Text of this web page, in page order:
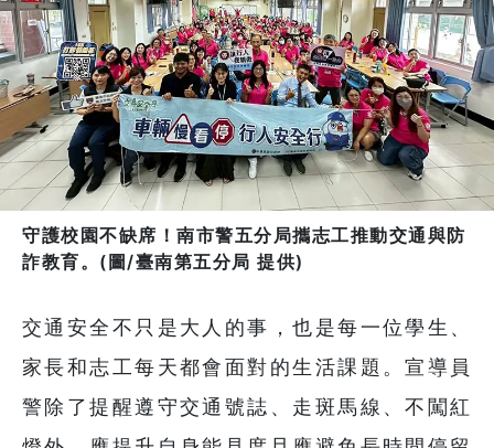
守護校園不缺席！南市警五分局攜志工推動交通與防
詐教育。(圖/臺南第五分局 提供)
交通安全不只是大人的事，也是每一位學生、
家長和志工每天都會面對的生活課題。宣導員
警除了提醒遵守交通號誌、走斑馬線、不闖紅